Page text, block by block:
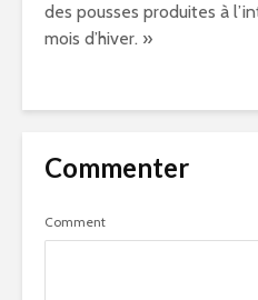
des pousses produites à
mois d’hiver. »
Commenter
Comment